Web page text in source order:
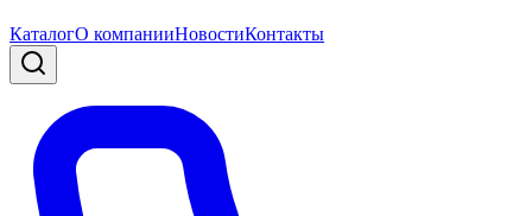
КаталогО компанииНовостиКонтакты